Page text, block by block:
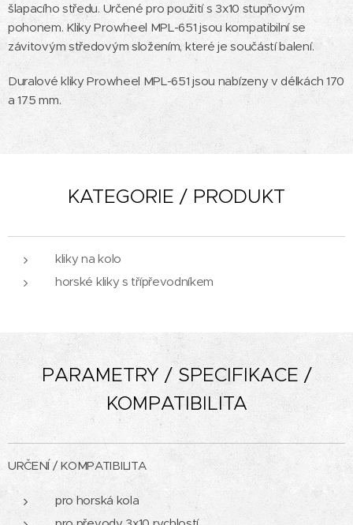
šlapacího středu. Určené pro použití s 3x10 stupňovým
pohonem. Kliky Prowheel MPL-651 jsou kompatibilní se
závitovým středovým složením, které je součástí balení.
Duralové kliky Prowheel MPL-651 jsou nabízeny v délkách 170
a 175 mm.
KATEGORIE / PRODUKT
kliky na kolo
horské kliky s třípřevodníkem
PARAMETRY / SPECIFIKACE /
KOMPATIBILITA
URČENÍ / KOMPATIBILITA
pro horská kola